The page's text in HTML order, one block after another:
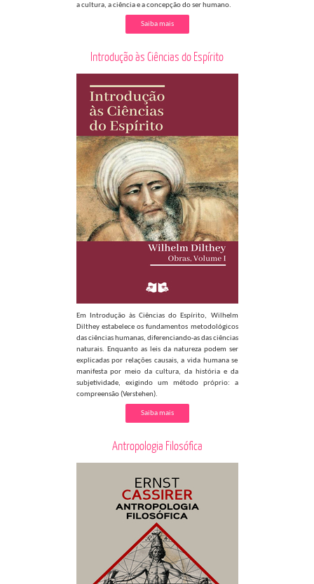
a cultura, a ciência e a concepção do ser humano.
Saiba mais
Introdução às Ciências do Espírito
Em Introdução às Ciências do Espírito, Wilhelm
Dilthey estabelece os fundamentos metodológicos
das ciências humanas, diferenciando-as das ciências
naturais. Enquanto as leis da natureza podem ser
explicadas por relações causais, a vida humana se
manifesta por meio da cultura, da história e da
subjetividade, exigindo um método próprio: a
compreensão (Verstehen).
Saiba mais
Antropologia Filosófica